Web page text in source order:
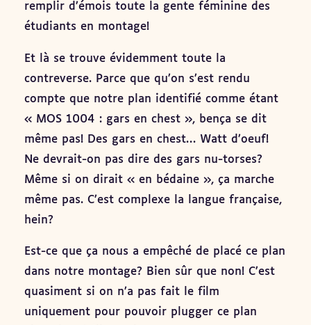
remplir d’émois toute la gente féminine des
étudiants en montage!
Et là se trouve évidemment toute la
contreverse. Parce que qu’on s’est rendu
compte que notre plan identifié comme étant
« MOS 1004 : gars en chest », bença se dit
même pas! Des gars en chest… Watt d’oeuf!
Ne devrait-on pas dire des gars nu-torses?
Même si on dirait « en bédaine », ça marche
même pas. C’est complexe la langue française,
hein?
Est-ce que ça nous a empêché de placé ce plan
dans notre montage? Bien sûr que non! C’est
quasiment si on n’a pas fait le film
uniquement pour pouvoir plugger ce plan